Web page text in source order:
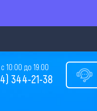
10:00 до 19:00
344-21-38